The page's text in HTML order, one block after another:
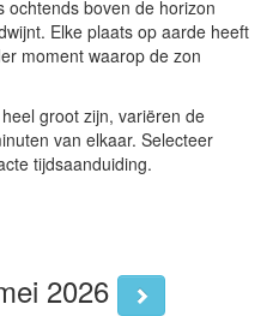
ochtends boven de horizon
Elke plaats op aarde heeft
moment waarop de zon
groot zijn, variëren de
van elkaar. Selecteer
tijdsaanduiding.
2026